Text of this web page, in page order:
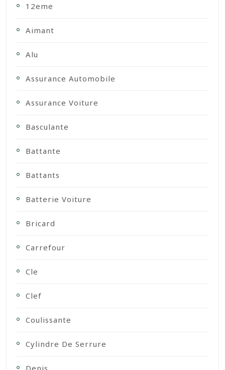
12eme
Aimant
Alu
Assurance Automobile
Assurance Voiture
Basculante
Battante
Battants
Batterie Voiture
Bricard
Carrefour
Cle
Clef
Coulissante
Cylindre De Serrure
Denis